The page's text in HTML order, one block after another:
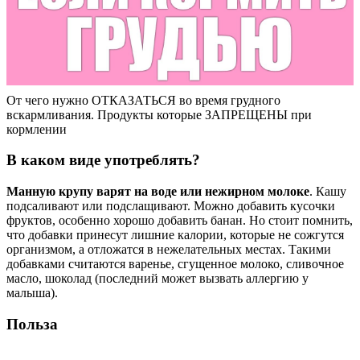
От чего нужно ОТКАЗАТЬСЯ во время грудного
вскармливания. Продукты которые ЗАПРЕЩЕНЫ при
кормлении
В каком виде употреблять?
Манную крупу варят на воде или нежирном молоке. Кашу
подсаливают или подслащивают. Можно добавить кусочки
фруктов, особенно хорошо добавить банан. Но стоит помнить,
что добавки принесут лишние калории, которые не сожгутся
организмом, а отложатся в нежелательных местах. Такими
добавками считаются варенье, сгущенное молоко, сливочное
масло, шоколад (последний может вызвать аллергию у
малыша).
Польза